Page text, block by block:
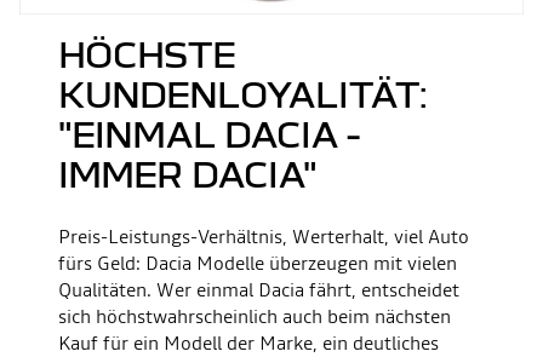
HÖCHSTE
KUNDENLOYALITÄT:
"EINMAL DACIA -
IMMER DACIA"
Preis-Leistungs-Verhältnis, Werterhalt, viel Auto
fürs Geld: Dacia Modelle überzeugen mit vielen
Qualitäten. Wer einmal Dacia fährt, entscheidet
sich höchstwahrscheinlich auch beim nächsten
Kauf für ein Modell der Marke, ein deutliches